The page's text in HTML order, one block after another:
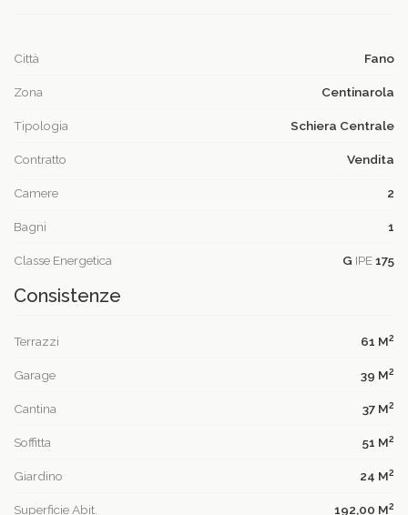
Città Fano
Zona Centinarola
Tipologia Schiera Centrale
Contratto Vendita
Camere 2
Bagni 1
Classe Energetica G IPE175
Consistenze
Terrazzi 61 M2
Garage 39 M2
Cantina 37 M2
Soffitta 51 M2
Giardino 24 M2
Superficie Abit. 192,00 M2